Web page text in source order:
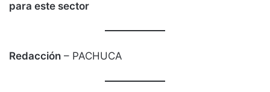
para este sector
Redacción – PACHUCA